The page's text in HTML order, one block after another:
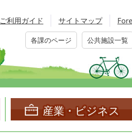
ご利用ガイド サイトマップ
各課のページ 公共施設一覧
産業・ビジネス